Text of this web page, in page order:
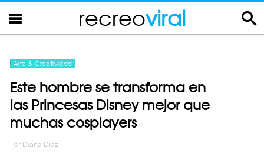
recreoviral
Arte & Creatividad
Este hombre se transforma en
las Princesas Disney mejor que
muchas cosplayers
Por Diana Diaz